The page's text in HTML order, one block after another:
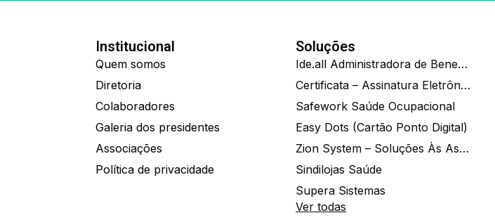
Institucional
Quem somos
Diretoria
Colaboradores
Galeria dos presidentes
Associações
Política de privacidade
Soluções
Ide.all Administradora de Benefícios
Certificata – Assinatura Eletrônica De Documentos
Safework Saúde Ocupacional
Easy Dots (Cartão Ponto Digital)
Zion System – Soluções Às Associações E Empresas
Sindilojas Saúde
Supera Sistemas
Ver todas